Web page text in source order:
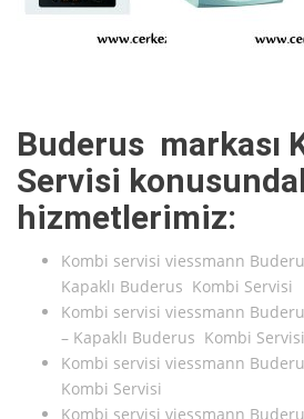
Buderus markası
Servisi
hizmetlerimiz:
Kombi servisi viessmann
Kapaklı Buderus Kombi Servisi
Kombi servisi viessmann
– Kapaklı Buderus Kombi Servisi
Kombi servisi viessmann
Kombi Servisi
Kombi servisi viessmann